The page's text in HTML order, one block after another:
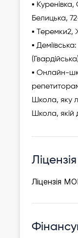
▪
Белицька,
▪ Теремки2,
▪
▪ Онлайн-
Школа, яку
Школа, якій
Ліцензія
Ліцензія